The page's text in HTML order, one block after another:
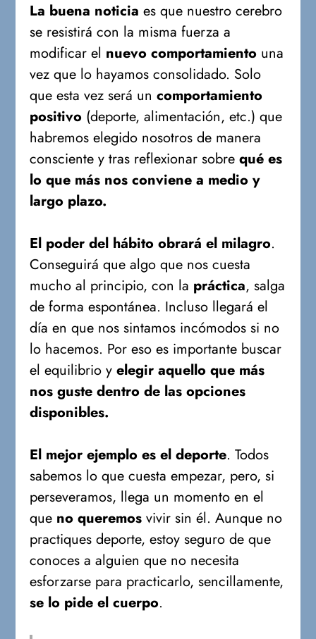
La buena noticia es que nuestro cerebro
se resistirá con la misma fuerza a
modificar el nuevo comportamiento una
vez que lo hayamos consolidado. Solo
que esta vez será uncomportamiento
positivo (deporte, alimentación, etc.) que
habremos elegido nosotros de manera
consciente y tras reflexionar sobrequé es
lo que más nos conviene a medio y
largo plazo.
El poder del hábito obrará el milagro.
Conseguirá que algo que nos cuesta
mucho al principio, con la práctica, salga
de forma espontánea. Incluso llegará el
día en que nos sintamos incómodos si no
lo hacemos. Por eso es importante buscar
el equilibrio yelegir aquello que más
nos guste dentro de las opciones
disponibles.
El mejor ejemplo es el deporte. Todos
sabemos lo que cuesta empezar, pero, si
perseveramos, llega un momento en el
que no queremosvivir sin él. Aunque no
practiques deporte, estoy seguro de que
conoces a alguien que no necesita
esforzarse para practicarlo, sencillamente,
se lo pide el cuerpo.